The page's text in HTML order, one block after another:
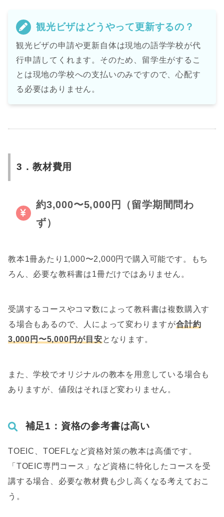
観光ビザはどうやって更新するの？
観光ビザの申請や更新自体は現地の語学学校が代
行申請してくれます。そのため、留学生がするこ
とは現地の学校への支払いのみですので、心配す
る必要はありません。
3．教材費用
約3,000〜5,000円（留学期間問わ
ず）
教本1冊あたり1,000〜2,000円で購入可能です。もち
ろん、必要な教科書は1冊だけではありません。
受講するコースやコマ数によって教科書は複数購入す
る場合もあるので、人によって変わりますが合計約
3,000円〜5,000円が目安となります。
また、学校でオリジナルの教本を用意している場合も
ありますが、値段はそれほど変わりません。
補足1：資格の参考書は高い
TOEIC、TOEFLなど資格対策の教本は高価です。
「TOEIC専門コース」など資格に特化したコースを受
講する場合、必要な教材費も少し高くなる考えておこ
う。